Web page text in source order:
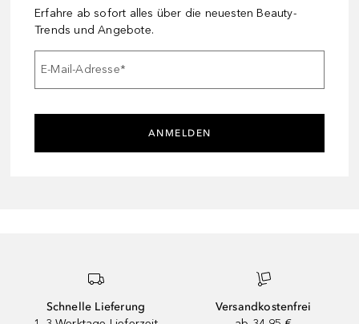
Erfahre ab sofort alles über die neuesten Beauty-
Trends und Angebote.
E-Mail-Adresse*
ANMELDEN
Schnelle Lieferung
Versandkostenfrei